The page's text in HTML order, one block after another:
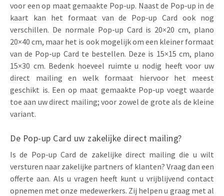
voor een op maat gemaakte Pop-up. Naast de Pop-up in de
kaart kan het formaat van de Pop-up Card ook nog
verschillen. De normale Pop-up Card is 20×20 cm, plano
20×40 cm, maar het is ook mogelijk om een kleiner formaat
van de Pop-up Card te bestellen. Deze is 15×15 cm, plano
15×30 cm. Bedenk hoeveel ruimte u nodig heeft voor uw
direct mailing en welk formaat hiervoor het meest
geschikt is. Een op maat gemaakte Pop-up voegt waarde
toe aan uw direct mailing; voor zowel de grote als de kleine
variant.
De Pop-up Card uw zakelijke direct mailing?
Is de Pop-up Card de zakelijke direct mailing die u wilt
versturen naar zakelijke partners of klanten? Vraag dan een
offerte aan. Als u vragen heeft kunt u vrijblijvend contact
opnemen met onze medewerkers. Zij helpen u graag met al